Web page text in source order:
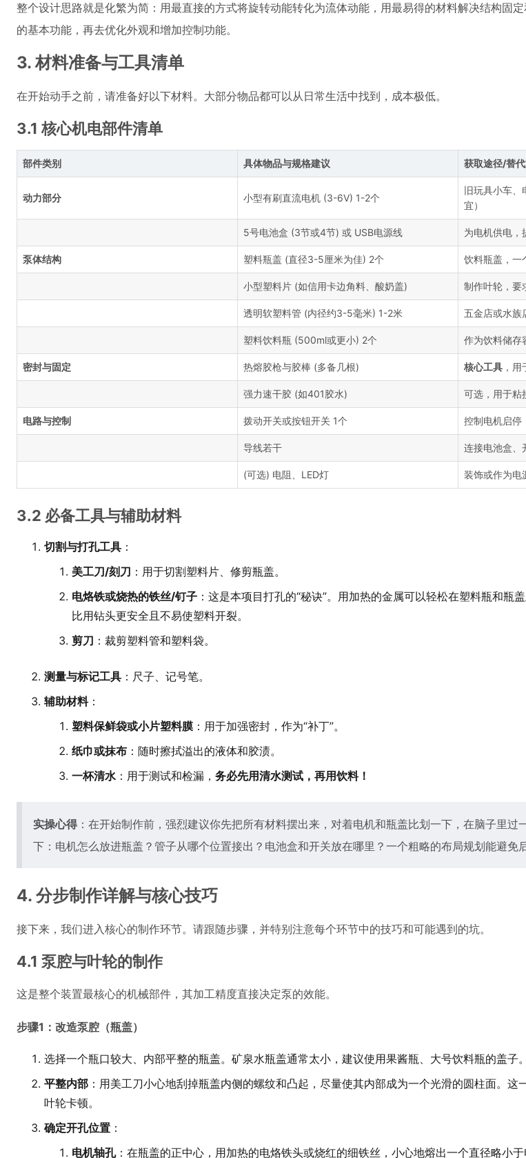
整个设计思路就是化繁为简：用最直接的方式将旋转动能转化为流体动能，用最易得的材料解决结构固
的基本功能，再去优化外观和增加控制功能。
3. 材料准备与工具清单
在开始动手之前，请准备好以下材料。大部分物品都可以从日常生活中找到，成本极低。
3.1 核心机电部件清单
部件类别 具体物品与规格建议 获取途径/替
动力部分 小型有刷直流电机 (3-6V) 1-2个
旧玩具小车、
宜）
5号电池盒 (3节或4节) 或 USB电源线 为电机供电
泵体结构 塑料瓶盖 (直径3-5厘米为佳) 2个 饮料瓶盖，一
小型塑料片 (如信用卡边角料、酸奶盖) 制作叶轮，要
透明软塑料管 (内径约3-5毫米) 1-2米 五金店或水族
塑料饮料瓶 (500ml或更小) 2个 作为饮料储存
密封与固定 热熔胶枪与胶棒 (多备几根) 核心工具 ，
强力速干胶 (如401胶水) 可选，用于粘
电路与控制 拨动开关或按钮开关 1个 控制电机启停
导线若干 连接电池盒、
(可选) 电阻、LED灯 装饰或作为电
3.2 必备工具与辅助材料
切割与打孔工具 ：
美工刀/刻刀 ：用于切割塑料片、修剪瓶盖。
电烙铁或烧热的铁丝/钉子 ：这是本项目打孔的“秘诀”。用加热的金属可以轻松在塑料瓶和瓶
比用钻头更安全且不易使塑料开裂。
剪刀 ：裁剪塑料管和塑料袋。
测量与标记工具 ：尺子、记号笔。
辅助材料：
塑料保鲜袋或小片塑料膜 ：用于加强密封，作为“补丁”。
纸巾或抹布 ：随时擦拭溢出的液体和胶渍。
一杯清水：用于测试和检漏， 务必先用清水测试，再用饮料！
实操心得：在开始制作前，强烈建议你先把所有材料摆出来，对着电机和瓶盖比划一下，在脑子里过
下：电机怎么放进瓶盖？管子从哪个位置接出？电池盒和开关放在哪里？一个粗略的布局规划能避免
4. 分步制作详解与核心技巧
接下来，我们进入核心的制作环节。请跟随步骤，并特别注意每个环节中的技巧和可能遇到的坑。
4.1 泵腔与叶轮的制作
这是整个装置最核心的机械部件，其加工精度直接决定泵的效能。
步骤1：改造泵腔（瓶盖）
选择一个瓶口较大、内部平整的瓶盖。矿泉水瓶盖通常太小，建议使用果酱瓶、大号饮料瓶的盖子。
平整内部 ：用美工刀小心地刮掉瓶盖内侧的螺纹和凸起，尽量使其内部成为一个光滑的圆柱面。这
叶轮卡顿。
确定开孔位置 ：
电机轴孔：在瓶盖的正中心，用加热的电烙铁头或烧红的细铁丝，小心地熔出一个直径略小于